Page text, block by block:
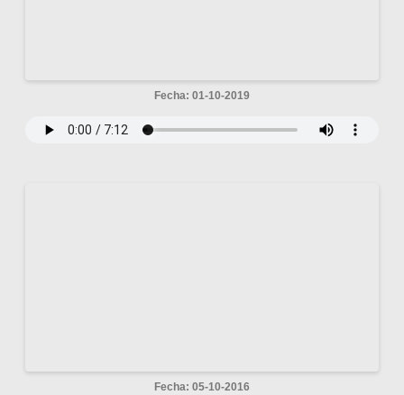
Fecha: 01-10-2019
Fecha: 05-10-2016